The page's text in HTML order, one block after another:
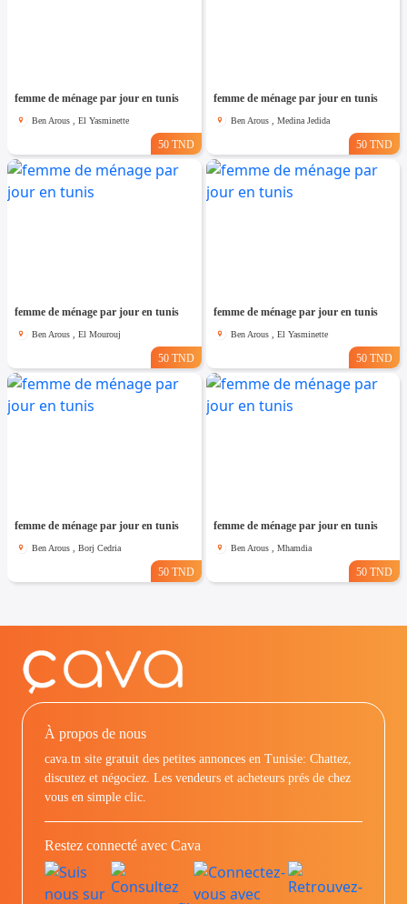
femme de ménage par jour en tunis
Ben Arous , El Yasminette
50 TND
femme de ménage par jour en tunis
Ben Arous , Medina Jedida
50 TND
femme de ménage par jour en tunis
Ben Arous , El Mourouj
50 TND
femme de ménage par jour en tunis
Ben Arous , El Yasminette
50 TND
femme de ménage par jour en tunis
Ben Arous , Borj Cedria
50 TND
femme de ménage par jour en tunis
Ben Arous , Mhamdia
50 TND
À propos de nous
cava.tn site gratuit des petites annonces en Tunisie: Chattez,
discutez et négociez. Les vendeurs et acheteurs prés de chez
vous en simple clic.
Restez connecté avec Cava